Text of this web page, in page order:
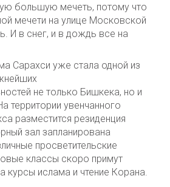
большую мечеть, потому что
мечети на улице Московской
И в снег, и в дождь все на
Сарахси уже стала одной из
не только Бишкека, но и
территории увенчанного
разместится резиденция
зал запланирована
просветительские
классы скоро примут
курсы ислама и чтение Корана.